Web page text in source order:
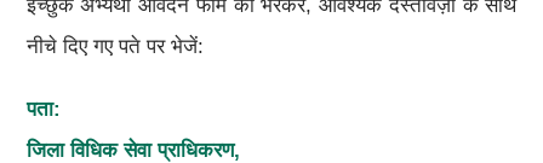
इच्छुक अभ्यर्थी आवेदन फार्म को भरकर, आवश्यक दस्तावेज़ों के साथ
नीचे दिए गए पते पर भेजें:
पता:
जिला विधिक सेवा प्राधिकरण,